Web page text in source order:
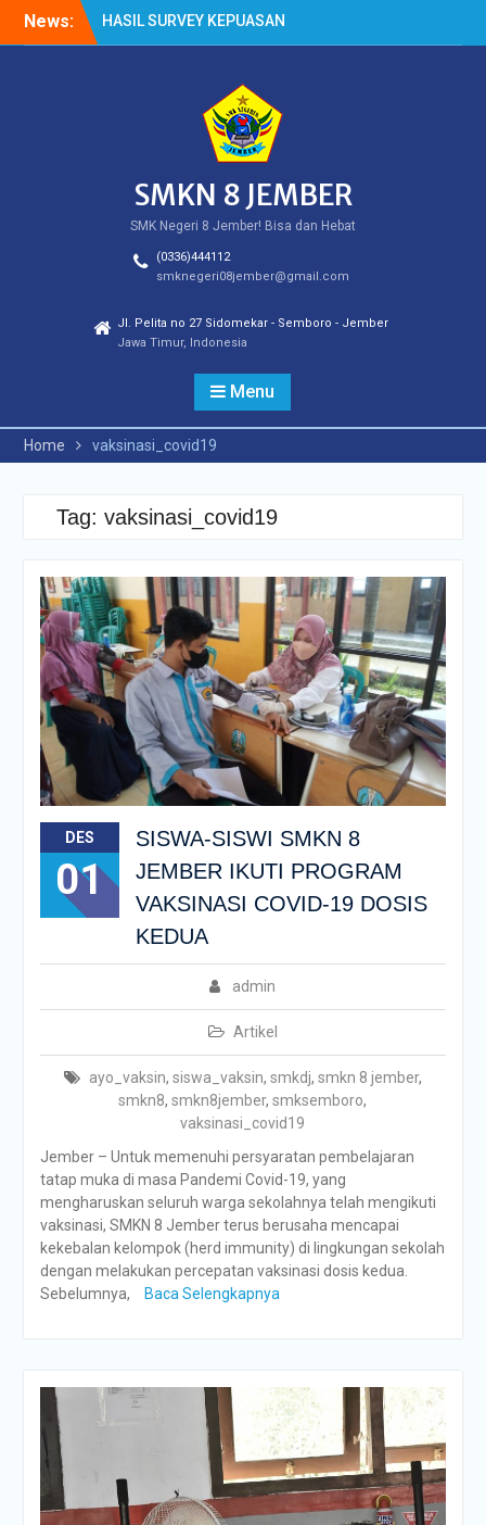
News:
HASIL SURVEY KEPUASAN
PELANGGAN
Cek Kesehatan Gratis
SMKN 8 JEMBER
SMK Negeri 8 Jember! Bisa dan Hebat
(0336)444112
smknegeri08jember@gmail.com
Jl. Pelita no 27 Sidomekar - Semboro - Jember
Jawa Timur, Indonesia
Menu
Home vaksinasi_covid19
Tag: vaksinasi_covid19
DES
01
SISWA-SISWI SMKN 8
JEMBER IKUTI PROGRAM
VAKSINASI COVID-19 DOSIS
KEDUA
admin
Artikel
ayo_vaksin, siswa_vaksin, smkdj, smkn 8 jember,
smkn8,smkn8jember,smksemboro,
vaksinasi_covid19
Jember – Untuk memenuhi persyaratan pembelajaran
tatap muka di masa Pandemi Covid-19, yang
mengharuskan seluruh warga sekolahnya telah mengikuti
vaksinasi, SMKN 8 Jember terus berusaha mencapai
kekebalan kelompok (herd immunity) di lingkungan sekolah
dengan melakukan percepatan vaksinasi dosis kedua.
Sebelumnya,
Baca Selengkapnya